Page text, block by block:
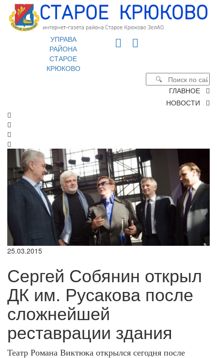
УПРАВА
РАЙОНА
СТАРОЕ
КРЮКОВО
ГЛАВНОЕ
НОВОСТИ
25.03.2015
Сергей Собянин открыл
ДК им. Русакова после
сложнейшей
реставрации здания
Театр Романа Виктюка открылся сегодня после